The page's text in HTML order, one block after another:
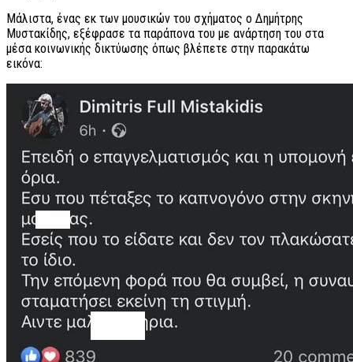
Μάλιστα, ένας εκ των μουσικών του σχήματος ο Δημήτρης
Μυστακίδης, εξέφρασε τα παράπονα του με ανάρτηση του στα
μέσα κοινωνικής δικτύωσης όπως βλέπετε στην παρακάτω
εικόνα: